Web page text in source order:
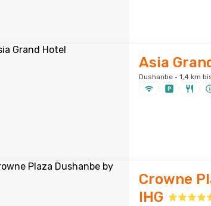
Asia
Dushanbe · 1,4 km
Crowne
IHG